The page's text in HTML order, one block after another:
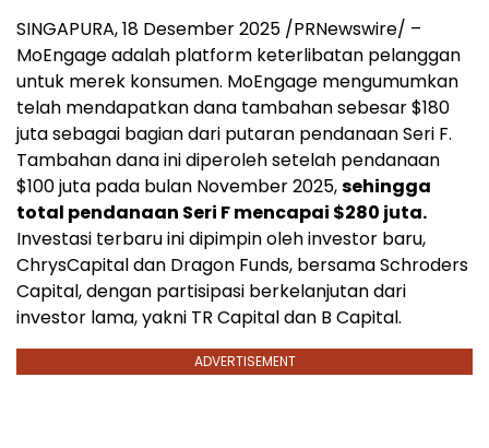
SINGAPURA,18 Desember 2025 /PRNewswire/ –
MoEngage adalah platform keterlibatan pelanggan
untuk merek konsumen. MoEngage mengumumkan
telah mendapatkan dana tambahan sebesar$180
juta sebagai bagian dari putaran pendanaan Seri F.
Tambahan dana ini diperoleh setelah pendanaan
$100juta pada bulan November 2025,sehingga
total pendanaan Seri F mencapai $280 juta.
Investasi terbaru ini dipimpin oleh investor baru,
ChrysCapital dan Dragon Funds, bersama Schroders
Capital, dengan partisipasi berkelanjutan dari
investor lama, yakni TR Capital dan B Capital.
ADVERTISEMENT